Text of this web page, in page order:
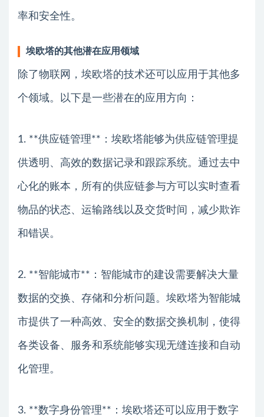
率和安全性。
埃欧塔的其他潜在应用领域
除了物联网，埃欧塔的技术还可以应用于其他多
个领域。以下是一些潜在的应用方向：
1. **供应链管理**：埃欧塔能够为供应链管理提
供透明、高效的数据记录和跟踪系统。通过去中
心化的账本，所有的供应链参与方可以实时查看
物品的状态、运输路线以及交货时间，减少欺诈
和错误。
2. **智能城市**：智能城市的建设需要解决大量
数据的交换、存储和分析问题。埃欧塔为智能城
市提供了一种高效、安全的数据交换机制，使得
各类设备、服务和系统能够实现无缝连接和自动
化管理。
3. **数字身份管理**：埃欧塔还可以应用于数字